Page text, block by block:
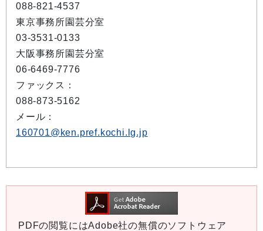
088-821-4537
東京事務所園芸分室
03-3531-0133
大阪事務所園芸分室
06-6469-7776
ファックス：
088-873-5162
メール：
160701@ken.pref.kochi.lg.jp
PDFの閲覧にはAdobe社の無償のソフトウェア